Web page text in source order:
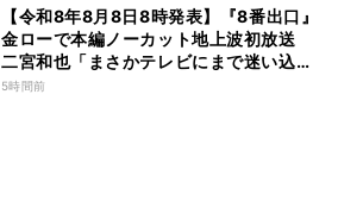
【令和8年8月8日8時発表】『8番出口』
金ローで本編ノーカット地上波初放送
二宮和也「まさかテレビにまで迷い込ん
でしまうとは」
5時間前